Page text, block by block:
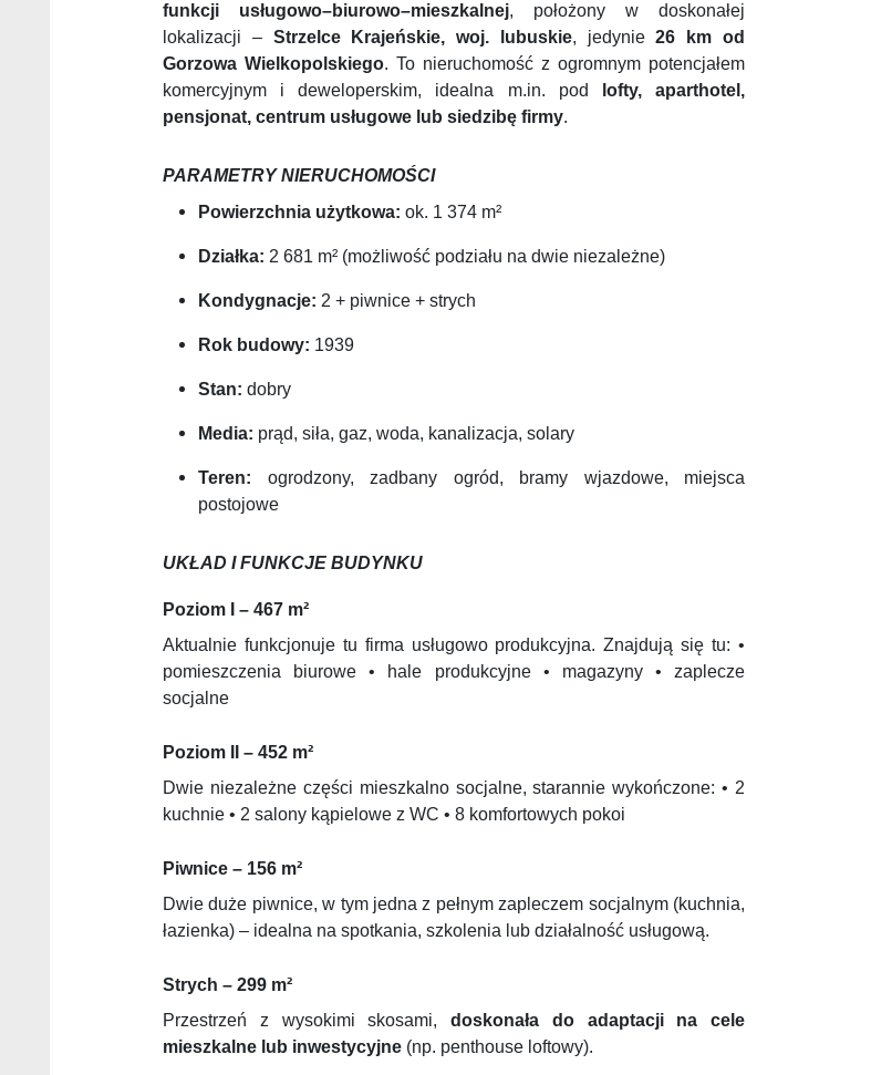
funkcji usługowo–biurowo–mieszkalnej, położony w doskonałej
lokalizacji – Strzelce Krajeńskie, woj. lubuskie, jedynie26 km od
Gorzowa Wielkopolskiego. To nieruchomość z ogromnym potencjałem
komercyjnym i deweloperskim, idealna m.in. pod
lofty, aparthotel,
pensjonat, centrum usługowe lub siedzibę firmy.
PARAMETRY NIERUCHOMOŚCI
Powierzchnia użytkowa: ok. 1 374 m²
Działka: 2 681 m² (możliwość podziału na dwie niezależne)
Kondygnacje: 2 + piwnice + strych
Rok budowy: 1939
Stan: dobry
Media: prąd, siła, gaz, woda, kanalizacja, solary
Teren: ogrodzony, zadbany ogród, bramy wjazdowe, miejsca
postojowe
UKŁAD I FUNKCJE BUDYNKU
Poziom I – 467 m²
Aktualnie funkcjonuje tu firma usługowo produkcyjna. Znajdują się tu: •
pomieszczenia biurowe • hale produkcyjne • magazyny • zaplecze
socjalne
Poziom II – 452 m²
Dwie niezależne części mieszkalno socjalne, starannie wykończone: • 2
kuchnie • 2 salony kąpielowe z WC • 8 komfortowych pokoi
Piwnice – 156 m²
Dwie duże piwnice, w tym jedna z pełnym zapleczem socjalnym (kuchnia,
łazienka) – idealna na spotkania, szkolenia lub działalność usługową.
Strych – 299 m²
Przestrzeń z wysokimi skosami, doskonała do adaptacji na cele
mieszkalne lub inwestycyjne (np. penthouse loftowy).